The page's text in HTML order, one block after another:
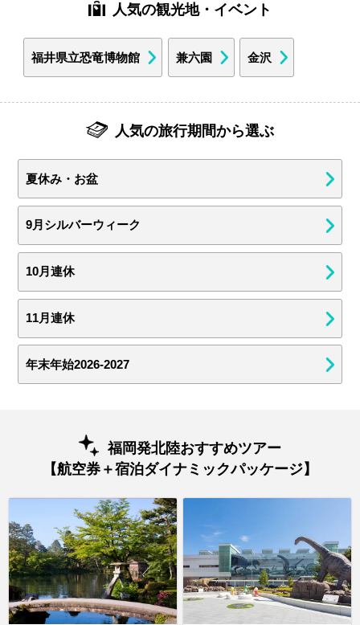
人気の観光地・イベント
福井県立恐竜博物館 兼六園 金沢
人気の旅行期間から選ぶ
夏休み・お盆
9月シルバーウィーク
10月連休
11月連休
年末年始2026-2027
福岡発北陸おすすめツアー
【航空券＋宿泊ダイナミックパッケージ】